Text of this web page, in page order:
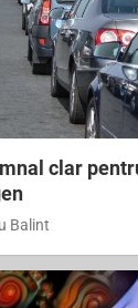
clar
Balint